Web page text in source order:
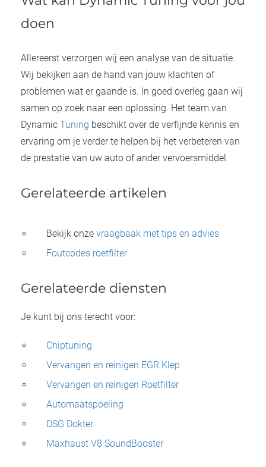
doen
Allereerst verzorgen wij een analyse van de situatie.
Wij bekijken aan de hand van jouw klachten of
problemen wat er gaande is. In goed overleg gaan wij
samen op zoek naar een oplossing. Het team van
Dynamic Tuning beschikt over de verfijnde kennis en
ervaring om je verder te helpen bij het verbeteren van
de prestatie van uw auto of ander vervoersmiddel.
Gerelateerde artikelen
Bekijk onzevraagbaak met tips en advies
Foutcodes roetfilter
Gerelateerde diensten
Je kunt bij ons terecht voor:
Chiptuning
Vervangen en reinigen EGR Klep
Vervangen en reinigen Roetfilter
Automaatspoeling
DSG Dokter
Maxhaust V8 SoundBooster